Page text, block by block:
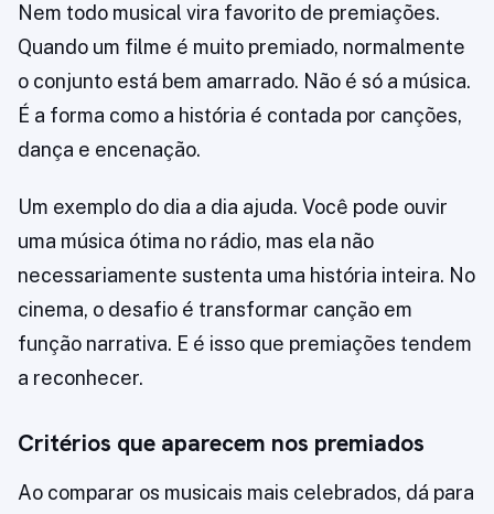
Nem todo musical vira favorito de premiações.
Quando um filme é muito premiado, normalmente
o conjunto está bem amarrado. Não é só a música.
É a forma como a história é contada por canções,
dança e encenação.
Um exemplo do dia a dia ajuda. Você pode ouvir
uma música ótima no rádio, mas ela não
necessariamente sustenta uma história inteira. No
cinema, o desafio é transformar canção em
função narrativa. E é isso que premiações tendem
a reconhecer.
Critérios que aparecem nos premiados
Ao comparar os musicais mais celebrados, dá para